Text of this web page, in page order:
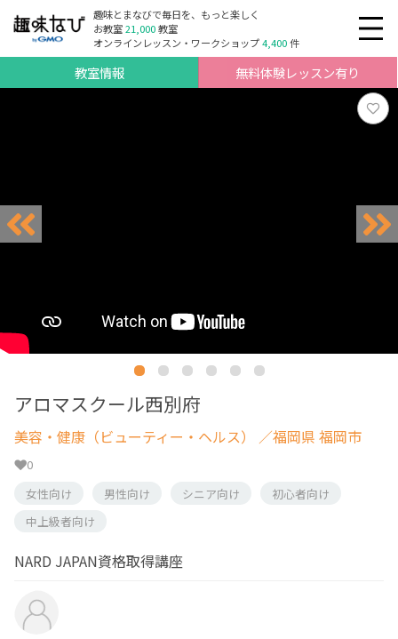
趣味とまなびで毎日を、もっと楽しく
お教室21,000教室
オンラインレッスン・ワークショップ4,400件
教室情報 無料体験レッスン有り
アロマスクール西別府
美容・健康（ビューティー・ヘルス） ／福岡県 福岡市
0
女性向け
男性向け シニア向け
初心者向け
中上級者向け
NARD JAPAN資格取得講座